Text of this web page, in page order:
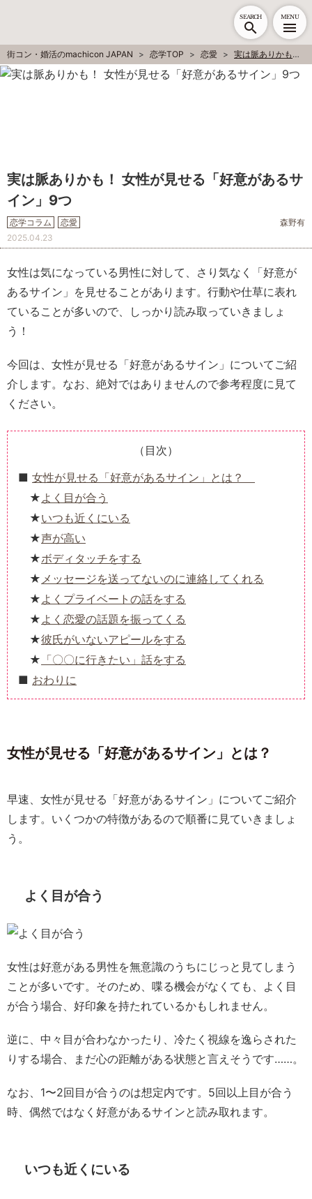
SEARCH MENU
街コン・婚活のmachicon JAPAN 恋学TOP 恋愛 実は脈ありかも！ 女性が見せる「好意があるサイン」9つ
実は脈ありかも！ 女性が見せる「好意があるサ
イン」9つ
恋学コラム 恋愛
森野有
2025.04.23
女性は気になっている男性に対して、さり気なく「好意が
あるサイン」を見せることがあります。行動や仕草に表れ
ていることが多いので、しっかり読み取っていきましょ
う！
今回は、女性が見せる「好意があるサイン」についてご紹
介します。なお、絶対ではありませんので参考程度に見て
ください。
（目次）
女性が見せる「好意があるサイン」とは？
よく目が合う
いつも近くにいる
声が高い
ボディタッチをする
メッセージを送ってないのに連絡してくれる
よくプライベートの話をする
よく恋愛の話題を振ってくる
彼氏がいないアピールをする
「〇〇に行きたい」話をする
おわりに
女性が見せる「好意があるサイン」とは？
早速、女性が見せる「好意があるサイン」についてご紹介
します。いくつかの特徴があるので順番に見ていきましょ
う。
よく目が合う
女性は好意がある男性を無意識のうちにじっと見てしまう
ことが多いです。そのため、喋る機会がなくても、よく目
が合う場合、好印象を持たれているかもしれません。
逆に、中々目が合わなかったり、冷たく視線を逸らされた
りする場合、まだ心の距離がある状態と言えそうです……。
なお、1〜2回目が合うのは想定内です。5回以上目が合う
時、偶然ではなく好意があるサインと読み取れます。
いつも近くにいる